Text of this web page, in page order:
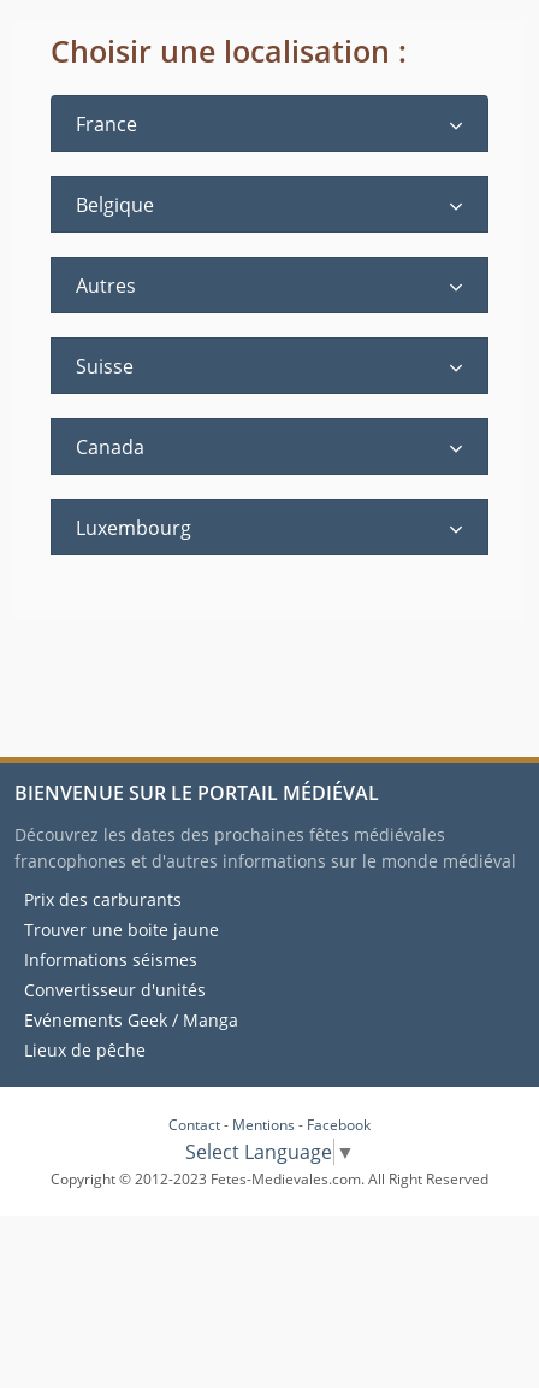
Choisir une localisation :
France
Belgique
Autres
Suisse
Canada
Luxembourg
BIENVENUE SUR LE PORTAIL MÉDIÉVAL
Découvrez les dates des prochaines fêtes médiévales
francophones et d'autres informations sur le monde médiéval
Prix des carburants
Trouver une boite jaune
Informations séismes
Convertisseur d'unités
Evénements Geek / Manga
Lieux de pêche
Contact- Mentions - Facebook
Select Language ▼
Copyright © 2012-2023 Fetes-Medievales.com. All Right Reserved